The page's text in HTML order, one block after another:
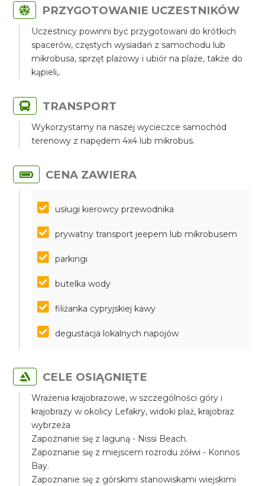
PRZYGOTOWANIE UCZESTNIKÓW
Uczestnicy powinni być przygotowani do krótkich
spacerów, częstych wysiadań z samochodu lub
mikrobusa, sprzęt plażowy i ubiór na plaże, także do
kąpieli,.
TRANSPORT
Wykorzystamy na naszej wycieczce samochód
terenowy z napędem 4x4 lub mikrobus.
CENA ZAWIERA
usługi kierowcy przewodnika
prywatny transport jeepem lub mikrobusem
parkingi
butelka wody
filiżanka cypryjskiej kawy
degustacja lokalnych napojów
CELE OSIĄGNIĘTE
Wrażenia krajobrazowe, w szczególności góry i
krajobrazy w okolicy Lefakry, widoki plaż, krajobraz
wybrzeża
Zapoznanie się z laguną - Nissi Beach.
Zapoznanie się z miejscem rozrodu żółwi - Konnos
Bay.
Zapoznanie się z górskimi stanowiskami wiejskimi